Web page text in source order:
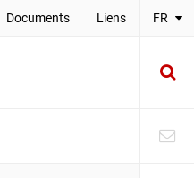
Documents Liens FR